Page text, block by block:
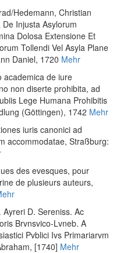
/Hedemann, Christian
Injusta Asylorum
Dolosa Extensione Et
Tollendi Vel Asyla Plane
Daniel, 1720 Mehr
academica de iure
non diserte prohibita, ad
Lege Humana Prohibitis
(Göttingen), 1742 Mehr
iuris canonici ad
accommodatae, Straßburg:
des evesques, pour
de plusieurs auteurs,
Ayreri D. Sereniss. Ac
Brvnsvico-Lvneb. A
Pvblici Ivs Primariarvm
[1740] Mehr